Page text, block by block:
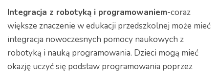
Integracja z robotyką i programowaniem-coraz
większe znaczenie w edukacji przedszkolnej może mieć
integracja nowoczesnych pomocy naukowych z
robotyką i nauką programowania. Dzieci mogą mieć
okazję uczyć się podstaw programowania poprzez